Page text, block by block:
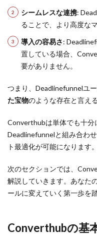
シームレスな連携:
ることで、より高度な
導入の容易さ:
置している場合、
要がありません。
つまり、Deadlinefunnelユー
た宝物のような存在と言え
Converthubは単体でも十分
Deadlinefunnelと組み合わ
ト最適化が可能になります。
次のセクションでは、
解説していきます。あなた
ールに変えていく第一歩を
Converthubの基